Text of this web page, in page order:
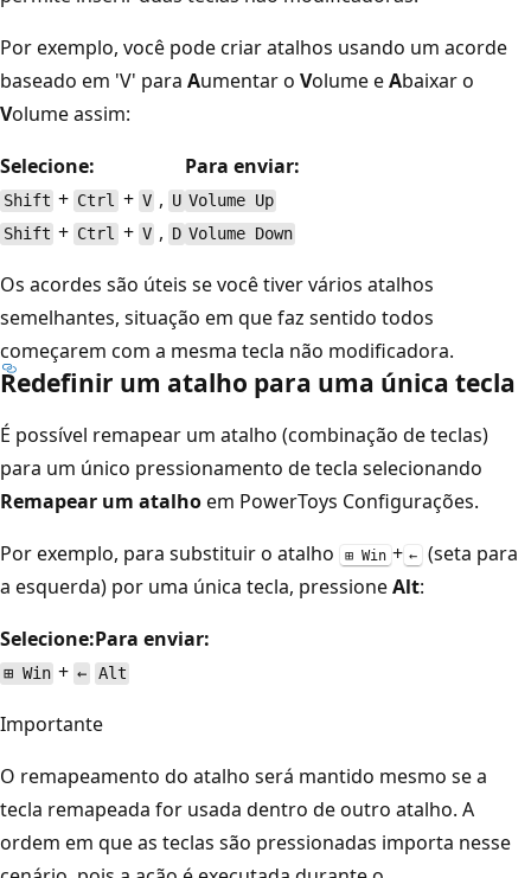
Por exemplo, você pode criar atalhos usando um acorde
baseado em 'V' para Aumentar o Volume eAbaixar o
Volume assim:
Selecione:
Para enviar:
Shift + Ctrl + V , U Volume Up
Shift + Ctrl + V , D Volume Down
Os acordes são úteis se você tiver vários atalhos
semelhantes, situação em que faz sentido todos
começarem com a mesma tecla não modificadora.
Redefinir um atalho para uma única tecla
É possível remapear um atalho (combinação de teclas)
para um único pressionamento de tecla selecionando
Remapear um atalhoem PowerToys Configurações.
Por exemplo, para substituir o atalho
⊞ Win + ←
(seta para
a esquerda) por uma única tecla, pressioneAlt:
Selecione:Para enviar:
⊞ Win +← Alt
Importante
O remapeamento do atalho será mantido mesmo se a
tecla remapeada for usada dentro de outro atalho. A
ordem em que as teclas são pressionadas importa nesse